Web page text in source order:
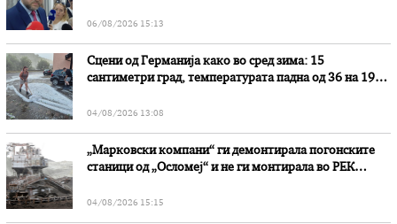
06/08/2026 15:13
Сцени од Германија како во сред зима: 15
сантиметри град, температурата падна од 36 на 19
04/08/2026 13:08
„Марковски компани“ ги демонтирала погонските
станици од „Осломеј“ и не ги монтирала во РЕК
04/08/2026 15:15